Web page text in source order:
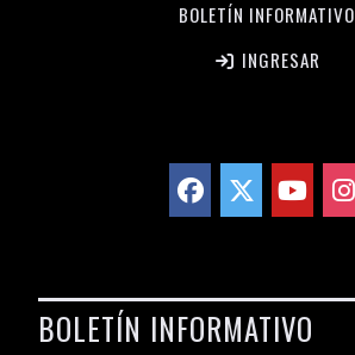
BOLETÍN INFORMATIVO
INGRESAR
BOLETÍN INFORMATIVO